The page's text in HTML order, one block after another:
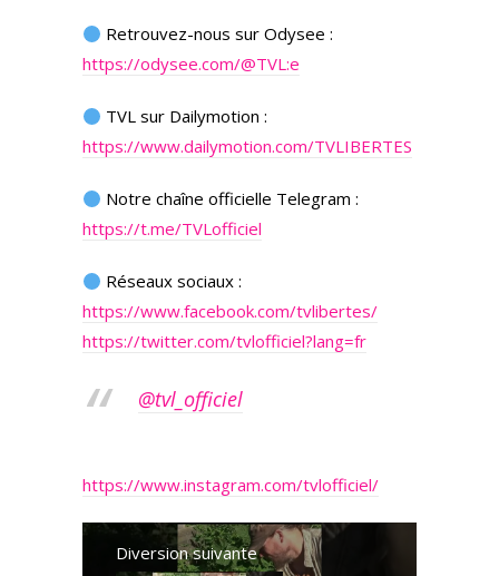
Retrouvez-nous sur Odysee :
https://odysee.com/@TVL:e
TVL sur Dailymotion :
https://www.dailymotion.com/TVLIBERTES
Notre chaîne officielle Telegram :
https://t.me/TVLofficiel
Réseaux sociaux :
https://www.facebook.com/tvlibertes/
https://twitter.com/tvlofficiel?lang=fr
@tvl_officiel
https://www.instagram.com/tvlofficiel/
Diversion suivante